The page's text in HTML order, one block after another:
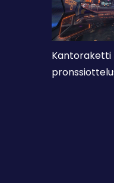
Kantoraketti